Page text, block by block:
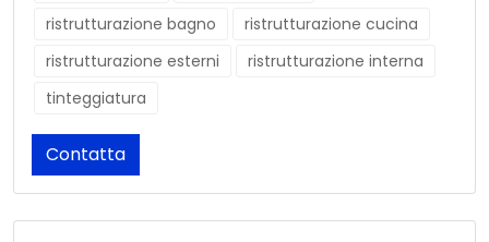
ristrutturazione bagno
ristrutturazione cucina
ristrutturazione esterni
ristrutturazione interna
tinteggiatura
Contatta